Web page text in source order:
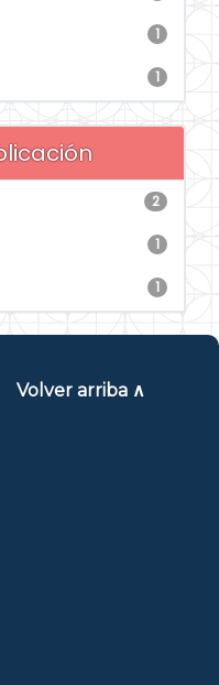
1
1
2
1
1
Volver arriba ∧